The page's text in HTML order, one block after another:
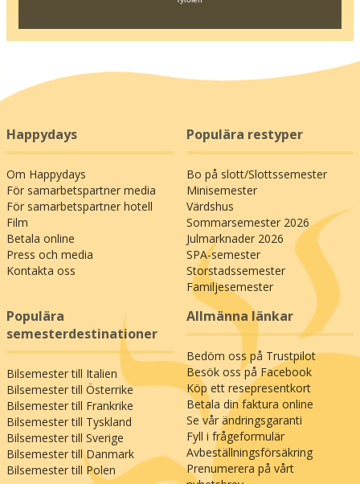
Happydays
Om Happydays
För samarbetspartner media
För samarbetspartner hotell
Film
Betala online
Press och media
Kontakta oss
Populära restyper
Bo på slott/Slottssemester
Minisemester
Värdshus
Sommarsemester 2026
Julmarknader 2026
SPA-semester
Storstadssemester
Familjesemester
Populära
semesterdestinationer
Bilsemester till Italien
Bilsemester till Österrike
Bilsemester till Frankrike
Bilsemester till Tyskland
Bilsemester till Sverige
Bilsemester till Danmark
Bilsemester till Polen
Allmänna länkar
Bedöm oss på Trustpilot
Besök oss på Facebook
Köp ett resepresentkort
Betala din faktura online
Se vår ändringsgaranti
Fyll i frågeformulär
Avbeställningsförsäkring
Prenumerera på vårt